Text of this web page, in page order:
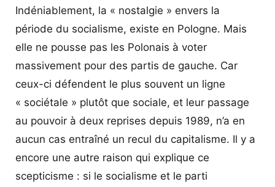
Indéniablement, la « nostalgie » envers la
période du socialisme, existe en Pologne. Mais
elle ne pousse pas les Polonais à voter
massivement pour des partis de gauche. Car
ceux-ci défendent le plus souvent un ligne
« sociétale » plutôt que sociale, et leur passage
au pouvoir à deux reprises depuis 1989, n’a en
aucun cas entraîné un recul du capitalisme. Il y a
encore une autre raison qui explique ce
scepticisme : si le socialisme et le parti